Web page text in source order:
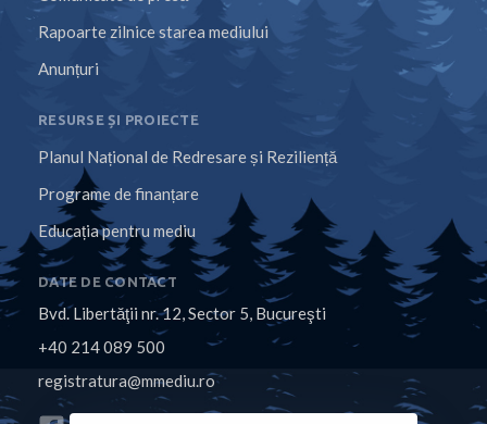
Rapoarte zilnice starea mediului
Anunțuri
RESURSE ȘI PROIECTE
Planul Național de Redresare și Reziliență
Programe de finanțare
Educația pentru mediu
DATE DE CONTACT
Bvd. Libertăţii nr. 12, Sector 5, Bucureşti
+40 214 089 500
registratura@mmediu.ro